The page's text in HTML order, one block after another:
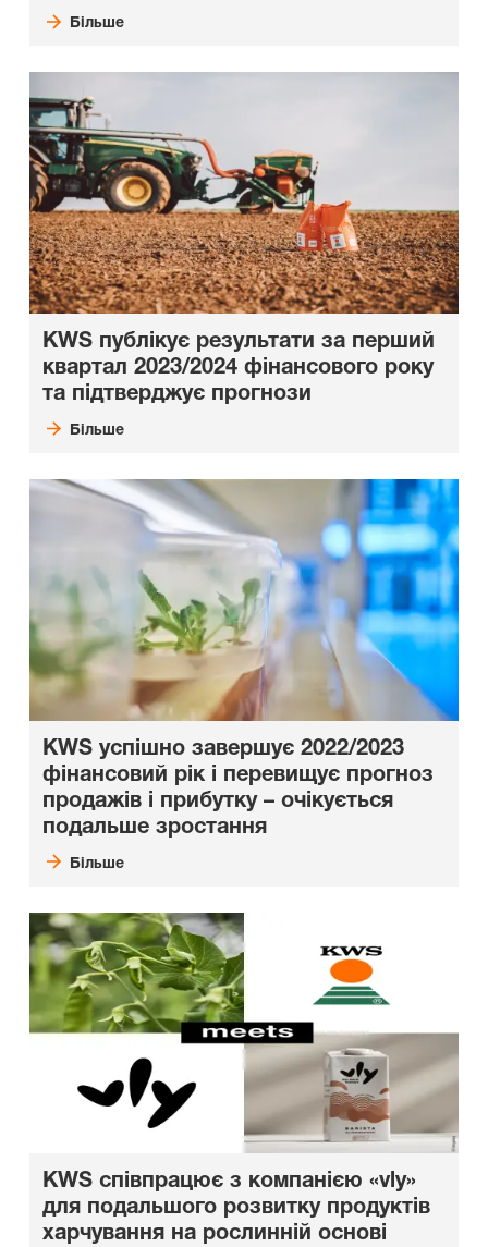
Більше
KWS публікує результати за перший
квартал 2023/2024 фінансового року
та підтверджує прогнози
Більше
KWS успішно завершує 2022/2023
фінансовий рік і перевищує прогноз
продажів і прибутку – очікується
подальше зростання
Більше
KWS співпрацює з компанією «vly»
для подальшого розвитку продуктів
харчування на рослинній основі